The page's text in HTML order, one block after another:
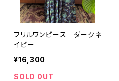
フリルワンピース ダークネ
イビー
¥16,300
SOLD OUT